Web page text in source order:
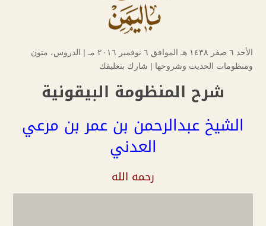
الأحد ٦ صفر ۱٤۳۸ هـ الموافق ٦ نوفمبر ۲۰۱٦ مـ | الدروس، متون
ومنظومات الحديث وشروحها | شارك بتعليقك
شرح المنظومة البيقونية
الشيخ عبدالرحمن بن عمر بن مرعي
العدني
رحمه الله